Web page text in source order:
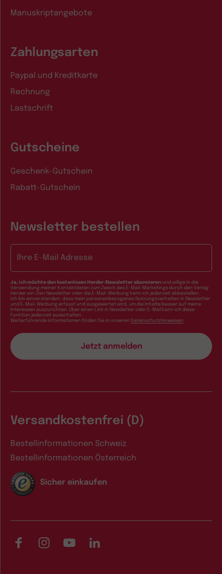
Manuskriptangebote
Zahlungsarten
Paypal und Kreditkarte
Rechnung
Lastschrift
Gutscheine
Geschenk-Gutschein
Rabatt-Gutschein
Newsletter bestellen
Ja, ich möchte den kostenlosen Herder-Newsletter abonnieren und willige in die
Verwendung meiner Kontaktdaten zum Zweck des E-Mail-Marketings durch den Verlag
Herder ein. Den Newsletter oder die E-Mail-Werbung kann ich jederzeit abbestellen.
Ich bin einverstanden, dass mein personenbezogenes Nutzungsverhalten in Newsletter
und E-Mail-Werbung erfasst und ausgewertet wird, um die Inhalte besser auf meine
Interessen auszurichten. Über einen Link in Newsletter oder E-Mail kann ich diese
Funktion jederzeit ausschalten.
Weiterführende Informationen finden Sie in unseren Datenschutzhinweisen
Versandkostenfrei (D)
Bestellinformationen Schweiz
Bestellinformationen Österreich
Sicher einkaufen
FacebookInstagramYouTubeLinkedIn